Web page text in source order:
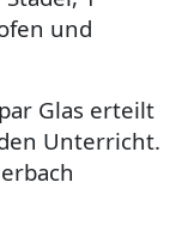
und
Glas erteilt
Unterricht.